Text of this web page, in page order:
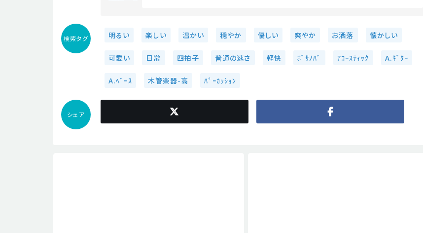
検索タグ 明るい 楽しい 温かい 穏やか 優しい 爽やか お洒落 懐かしい
可愛い 日常 四拍子 普通の速さ 軽快 ﾎﾞｻﾉﾊﾞ ｱｺｰｽﾃｨｯｸ A.ｷﾞﾀｰ
A.ﾍﾞｰｽ 木管楽器-高 ﾊﾟｰｶｯｼｮﾝ
シェア